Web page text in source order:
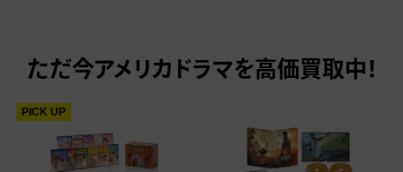
ただ今アメリカドラマを高価買取中！
PICK UP